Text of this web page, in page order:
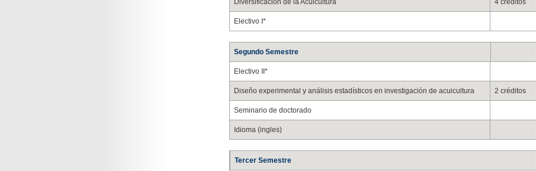
Diversificación de la Acuicultura 4 créditos
Electivo I*
Segundo Semestre
Electivo II*
Diseño experimental y análisis estadísticos en investigación de acuicultura 2 créditos
Seminario de doctorado
Idioma (ingles)
Tercer Semestre